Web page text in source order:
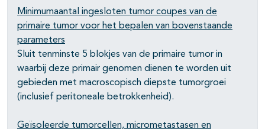
Minimumaantal ingesloten tumor coupes van de
primaire tumor voor het bepalen van bovenstaande
parameters
Sluit tenminste 5 blokjes van de primaire tumor in
waarbij deze primair genomen dienen te worden uit
gebieden met macroscopisch diepste tumorgroei
(inclusief peritoneale betrokkenheid).
Geïsoleerde tumorcellen, micrometastasen en